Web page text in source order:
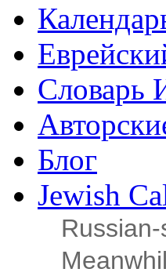
Словарь
Блог
Jewish